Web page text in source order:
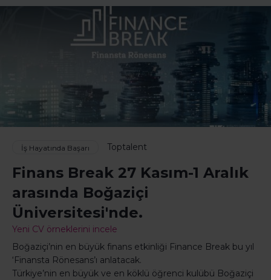
İş Hayatında Başarı Toptalent
Finans Break 27 Kasım-1 Aralık
arasında Boğaziçi
Üniversitesi'nde.
Yeni CV örneklerini incele
Boğaziçi’nin en büyük finans etkinliği Finance Break bu yıl
‘Finansta Rönesans’ı anlatacak.
Türkiye’nin en büyük ve en köklü öğrenci kulübü Boğaziçi